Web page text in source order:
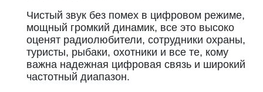
Чистый звук без помех в цифровом режиме,
мощный громкий динамик, все это высоко
оценят радиолюбители, сотрудники охраны,
туристы, рыбаки, охотники и все те, кому
важна надежная цифровая связь и широкий
частотный диапазон.